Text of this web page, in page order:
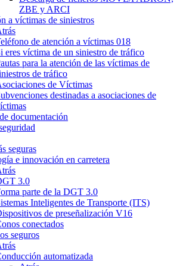
ZBE y ARCI
a víctimas de siniestros
de atención a víctimas 018
eres víctima de un siniestro de tráfico
para la atención de las víctimas de
de tráfico
de Víctimas
destinadas a asociaciones de
documentación
seguras
e innovación en carretera
3.0
parte de la DGT 3.0
Inteligentes de Transporte (ITS)
de preseñalización V16
conectados
seguros
automatizada